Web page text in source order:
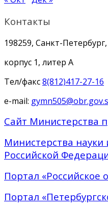
Контакты
198259, Санкт-
корпус 1, литер А
Тел/факс8(812)417-27-16
e-mail:
Сайт Министерства
Министерства
Российской
Портал «Российское
Портал